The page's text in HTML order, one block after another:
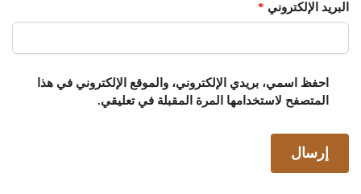
البريد الإلكتروني *
احفظ اسمي، بريدي الإلكتروني، والموقع الإلكتروني في هذا
المتصفح لاستخدامها المرة المقبلة في تعليقي.